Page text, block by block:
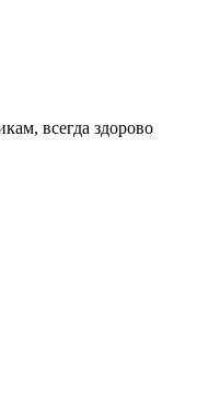
всегда здорово